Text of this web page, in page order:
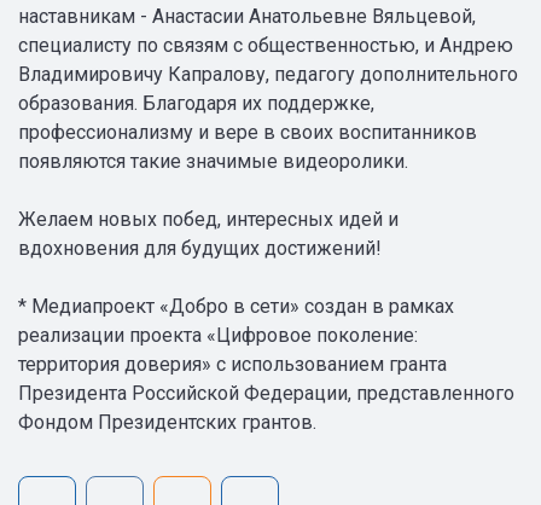
наставникам - Анастасии Анатольевне Вяльцевой,
специалисту по связям с общественностью, и Андрею
Владимировичу Капралову, педагогу дополнительного
образования. Благодаря их поддержке,
профессионализму и вере в своих воспитанников
появляются такие значимые видеоролики.
Желаем новых побед, интересных идей и
вдохновения для будущих достижений!
* Медиапроект «Добро в сети» создан в рамках
реализации проекта «Цифровое поколение:
территория доверия» с использованием гранта
Президента Российской Федерации, представленного
Фондом Президентских грантов.